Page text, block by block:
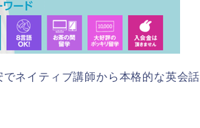
ネイティブ講師から本格的な英会話